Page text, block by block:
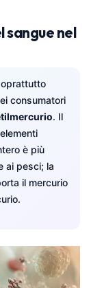
sangue nel
consumatori
. Il
è più
ai pesci; la
il mercurio